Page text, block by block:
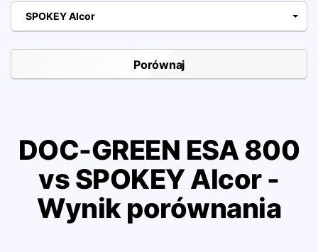
SPOKEY Alcor
DOC-GREEN ESA 800
vs SPOKEY Alcor -
Wynik porównania